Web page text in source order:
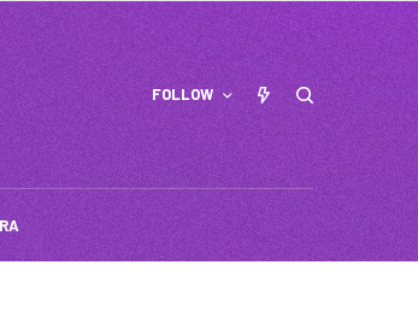
FOLLOW